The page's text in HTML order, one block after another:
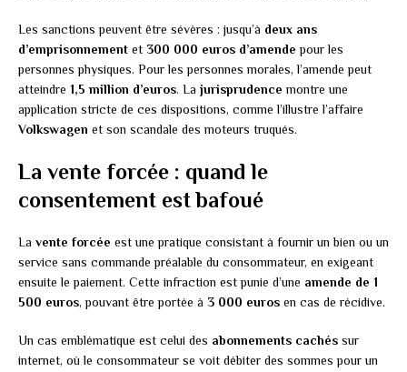
Les sanctions peuvent être sévères : jusqu’à deux ans
d’emprisonnement et 300 000 euros d’amende pour les
personnes physiques. Pour les personnes morales, l’amende peut
atteindre 1,5 million d’euros. La jurisprudence montre une
application stricte de ces dispositions, comme l’illustre l’affaire
Volkswagen et son scandale des moteurs truqués.
La vente forcée : quand le
consentement est bafoué
La vente forcée est une pratique consistant à fournir un bien ou un
service sans commande préalable du consommateur, en exigeant
ensuite le paiement. Cette infraction est punie d’une amende de 1
500 euros, pouvant être portée à 3 000 euros en cas de récidive.
Un cas emblématique est celui des abonnements cachés sur
internet, où le consommateur se voit débiter des sommes pour un